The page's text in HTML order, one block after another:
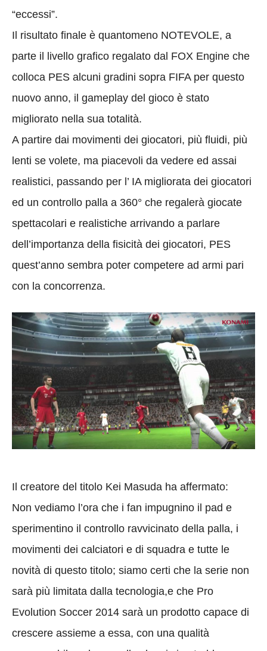
“eccessi”.
Il risultato finale è quantomeno NOTEVOLE, a
parte il livello grafico regalato dal FOX Engine che
colloca PES alcuni gradini sopra FIFA per questo
nuovo anno, il gameplay del gioco è stato
migliorato nella sua totalità.
A partire dai movimenti dei giocatori, più fluidi, più
lenti se volete, ma piacevoli da vedere ed assai
realistici, passando per l’ IA migliorata dei giocatori
ed un controllo palla a 360° che regalerà giocate
spettacolari e realistiche arrivando a parlare
dell’importanza della fisicità dei giocatori, PES
quest’anno sembra poter competere ad armi pari
con la concorrenza.
Il creatore del titolo Kei Masuda ha affermato:
Non vediamo l’ora che i fan impugnino il pad e
sperimentino il controllo ravvicinato della palla, i
movimenti dei calciatori e di squadra e tutte le
novità di questo titolo; siamo certi che la serie non
sarà più limitata dalla tecnologia,e che Pro
Evolution Soccer 2014 sarà un prodotto capace di
crescere assieme a essa, con una qualità